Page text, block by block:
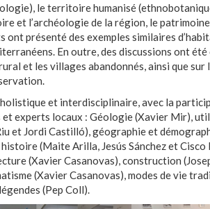
le territoire humanisé
et l’archéologie de la région, le
ont présenté des exemples similaires
En outre, des discussions ont
et les villages abandonnés, ainsi que sur
holistique et interdisciplinaire, avec la
experts locaux : Géologie (Xavier Mir),
et Jordi Castilló), géographie et
(Maite Arilla, Jesús Sánchez et Cisco
(Xavier Casanovas), construction
(Xavier Casanovas), modes de vie
(Pep Coll).